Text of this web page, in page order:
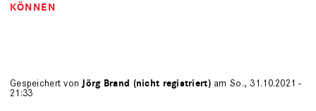
KÖNNEN
Gespeichert von Jörg Brand (nicht registriert)am So., 31.10.2021 -
21:33